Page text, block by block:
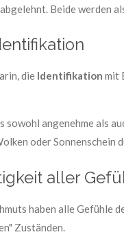
Beide werden
die Identifikation mit
sowohl angenehme als
oder Sonnenschein
aller
haben alle Gefühle
Zuständen.